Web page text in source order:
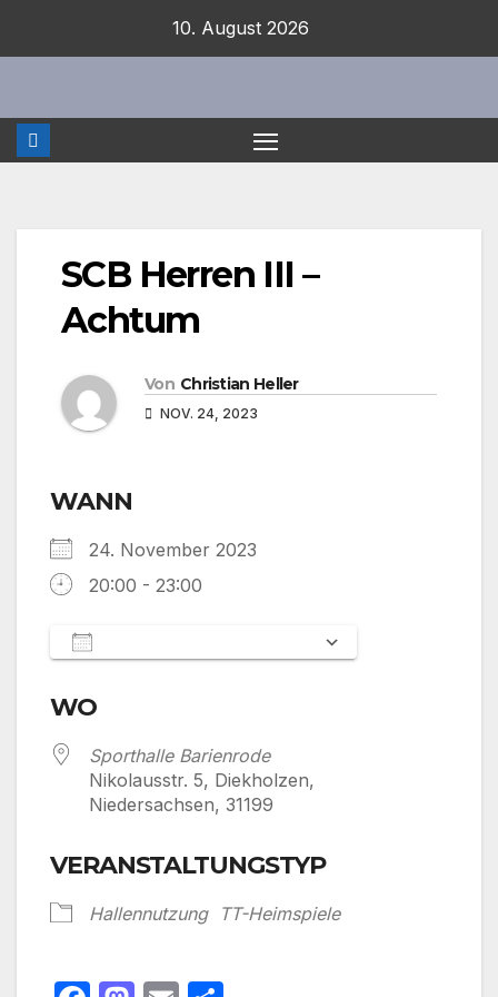
10. August 2026
SCB Herren III –
Achtum
Von Christian Heller
NOV. 24, 2023
WANN
24. November 2023
20:00 - 23:00
WO
Sporthalle Barienrode
Nikolausstr. 5, Diekholzen,
Niedersachsen, 31199
VERANSTALTUNGSTYP
Hallennutzung TT-Heimspiele